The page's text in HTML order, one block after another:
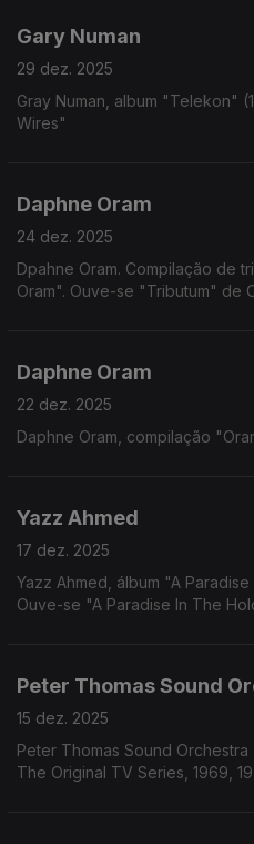
Gary Numan
29 dez. 2025
Gray Numan, album "Telekon"
Wires"
Daphne Oram
24 dez. 2025
Dpahne Oram. Compilação de
Oram". Ouve-se "Tributum" de
Daphne Oram
22 dez. 2025
Daphne Oram, compilação
Yazz Ahmed
17 dez. 2025
Yazz Ahmed, álbum "A
Ouve-se "A Paradise In The
Peter Thomas Sound
15 dez. 2025
Peter Thomas Sound
The Original TV Series, 1969,